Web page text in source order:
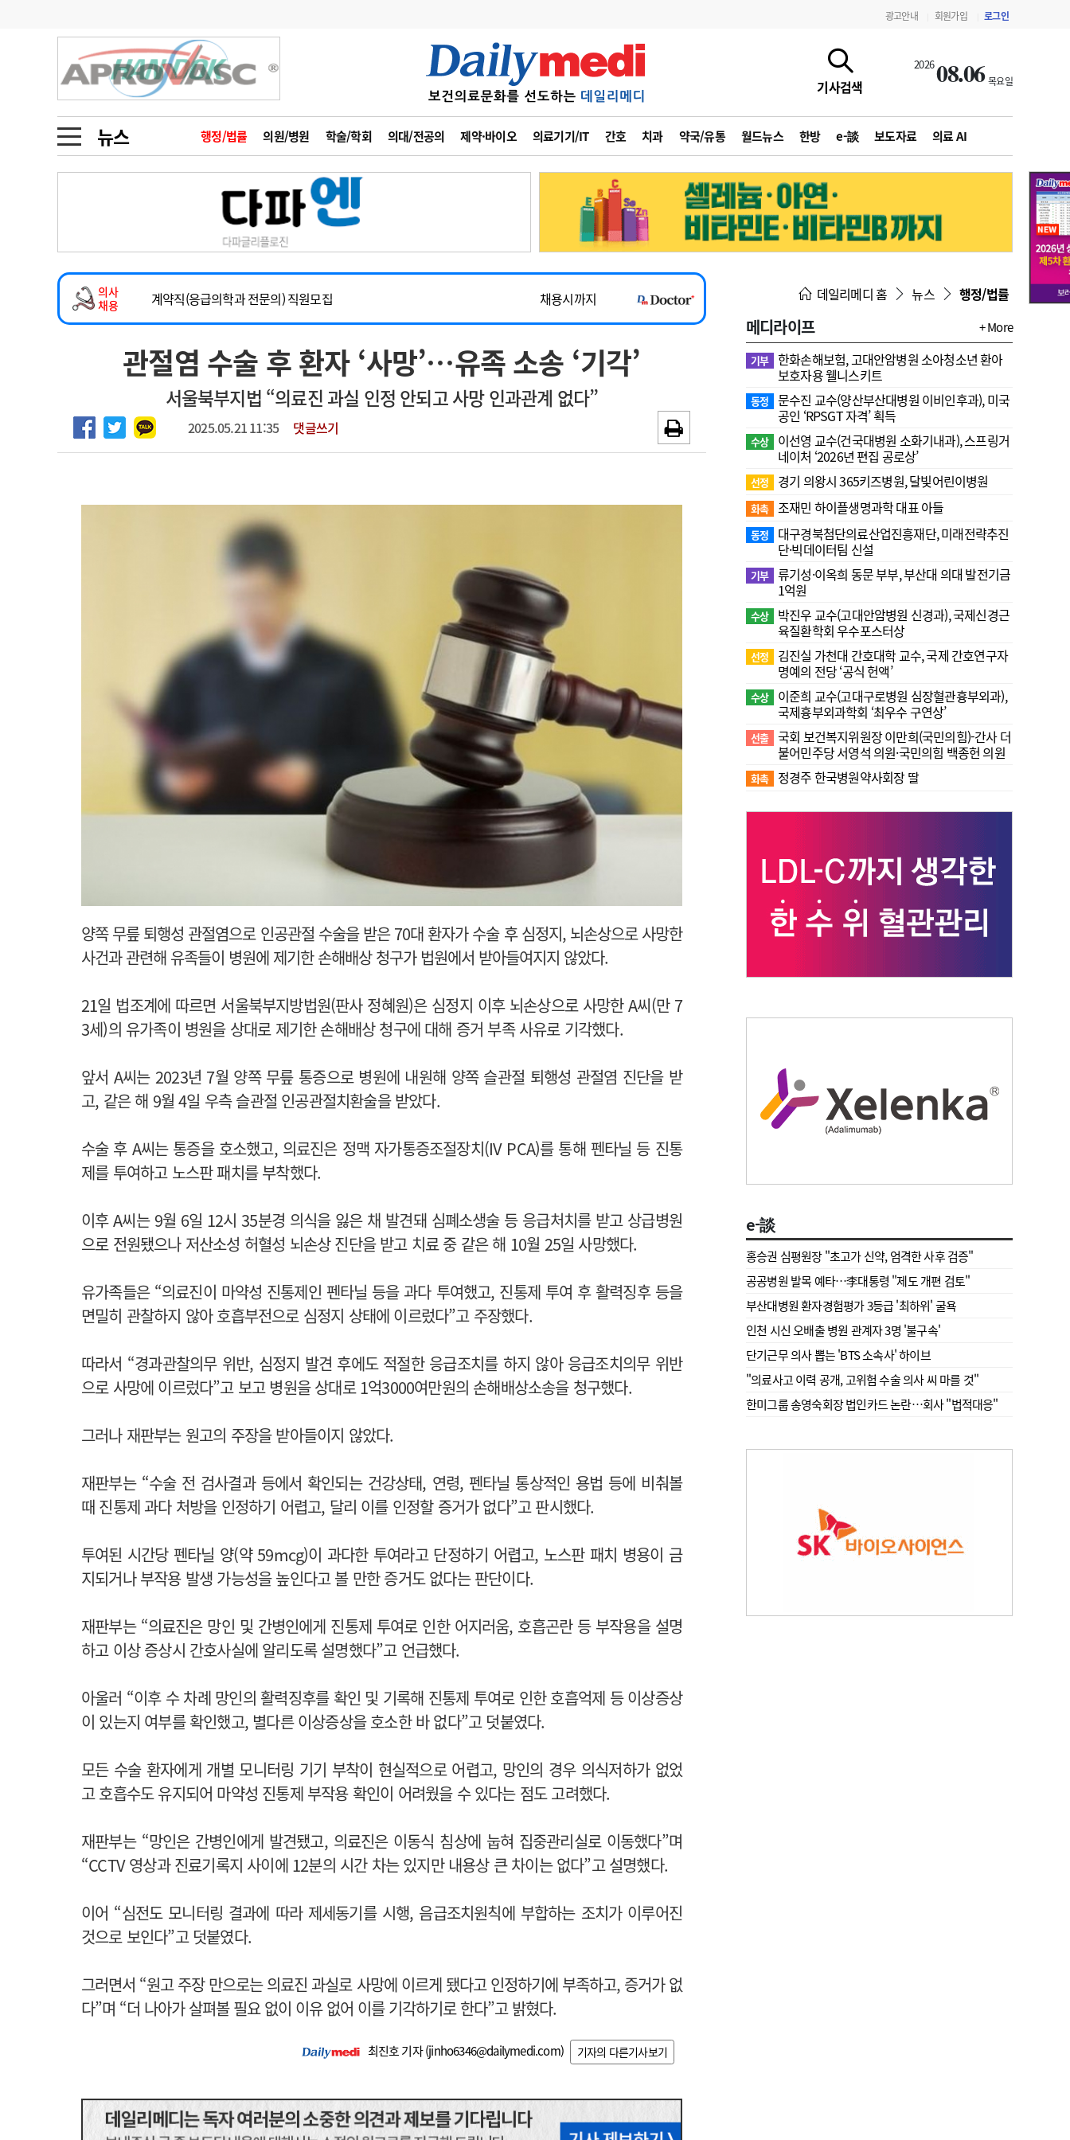
광고안내 회원가입 로그인
기사검색
202608.06 목요일
뉴스 행정/법률 의원/병원 학술/학회 의대/전공의 제약·바이오 의료기기/IT 간호 치과 약국/유통 월드뉴스 한방 e-談 보도자료 의료 AI
금주의 검색어
1
의사인력 수급 추계
2
성분명 처방
3
AI의료
4
전공의 모집 결과
6
관리급여 실시
지필공 지원책
수련환경 개선
의과대학 입시
메디인포 인사 사고
오피니언 칼럼 수첩
인물 초대석 피플
동영상뉴스
포토뉴스
메디 Hospital 지역병원 중소병원
인포메이션 행정처분 판례 정책/통계 공시 지침·기준·평가 약제급여 심사 결과
회사소개 법적고지 광고안내
의사
채용
2026년 하반기 인턴 모집
~2026-08-31
마취통증의학과 임기제 임상의사 채용
채용시까지
계약직(응급의학과 전문의) 직원모집
채용시까지
하반기 전공의(레지던트1년차) 모집
~2026-08-15
2026년 하반기 인턴 모집
~2026-08-31
마취통증의학과 임기제 임상의사 채용
채용시까지
관절염 수술 후 환자 ‘사망’…유족 소송 ‘기각’
서울북부지법 “의료진 과실 인정 안되고 사망 인과관계 없다”
2025.05.21 11:35 댓글쓰기
양쪽 무릎 퇴행성 관절염으로 인공관절 수술을 받은 70대 환자가 수술 후 심정지, 뇌손상으로 사망한
사건과 관련해 유족들이 병원에 제기한 손해배상 청구가 법원에서 받아들여지지 않았다.
21일 법조계에 따르면 서울북부지방법원(판사 정혜원)은 심정지 이후 뇌손상으로 사망한 A씨(만 7
3세)의 유가족이 병원을 상대로 제기한 손해배상 청구에 대해 증거 부족 사유로 기각했다.
앞서 A씨는 2023년 7월 양쪽 무릎 통증으로 병원에 내원해 양쪽 슬관절 퇴행성 관절염 진단을 받
고, 같은 해 9월 4일 우측 슬관절 인공관절치환술을 받았다.
수술 후 A씨는 통증을 호소했고, 의료진은 정맥 자가통증조절장치(IV PCA)를 통해 펜타닐 등 진통
제를 투여하고 노스판 패치를 부착했다.
이후 A씨는 9월 6일 12시 35분경 의식을 잃은 채 발견돼 심폐소생술 등 응급처치를 받고 상급병원
으로 전원됐으나 저산소성 허혈성 뇌손상 진단을 받고 치료 중 같은 해 10월 25일 사망했다.
유가족들은 “의료진이 마약성 진통제인 펜타닐 등을 과다 투여했고, 진통제 투여 후 활력징후 등을
면밀히 관찰하지 않아 호흡부전으로 심정지 상태에 이르렀다”고 주장했다.
따라서 “경과관찰의무 위반, 심정지 발견 후에도 적절한 응급조치를 하지 않아 응급조치의무 위반
으로 사망에 이르렀다”고 보고 병원을 상대로 1억3000여만원의 손해배상소송을 청구했다.
그러나 재판부는 원고의 주장을 받아들이지 않았다.
재판부는 “수술 전 검사결과 등에서 확인되는 건강상태, 연령, 펜타닐 통상적인 용법 등에 비춰볼
때 진통제 과다 처방을 인정하기 어렵고, 달리 이를 인정할 증거가 없다”고 판시했다.
투여된 시간당 펜타닐 양(약 59mcg)이 과다한 투여라고 단정하기 어렵고, 노스판 패치 병용이 금
지되거나 부작용 발생 가능성을 높인다고 볼 만한 증거도 없다는 판단이다.
재판부는 “의료진은 망인 및 간병인에게 진통제 투여로 인한 어지러움, 호흡곤란 등 부작용을 설명
하고 이상 증상시 간호사실에 알리도록 설명했다”고 언급했다.
아울러 “이후 수 차례 망인의 활력징후를 확인 및 기록해 진통제 투여로 인한 호흡억제 등 이상증상
이 있는지 여부를 확인했고, 별다른 이상증상을 호소한 바 없다”고 덧붙였다.
모든 수술 환자에게 개별 모니터링 기기 부착이 현실적으로 어렵고, 망인의 경우 의식저하가 없었
고 호흡수도 유지되어 마약성 진통제 부작용 확인이 어려웠을 수 있다는 점도 고려했다.
재판부는 “망인은 간병인에게 발견됐고, 의료진은 이동식 침상에 눕혀 집중관리실로 이동했다”며
“CCTV 영상과 진료기록지 사이에 12분의 시간 차는 있지만 내용상 큰 차이는 없다”고 설명했다.
이어 “심전도 모니터링 결과에 따라 제세동기를 시행, 음급조치원칙에 부합하는 조치가 이루어진
것으로 보인다”고 덧붙였다.
그러면서 “원고 주장 만으로는 의료진 과실로 사망에 이르게 됐다고 인정하기에 부족하고, 증거가 없
다”며 “더 나아가 살펴볼 필요 없이 이유 없어 이를 기각하기로 한다”고 밝혔다.
최진호 기자 (jinho6346@dailymedi.com) 기자의 다른기사보기
데일리메디 홈 뉴스 행정/법률
메디라이프 + More
기부 한화손해보험, 고대안암병원 소아청소년 환아
보호자용 웰니스키트
동정
문수진 교수( 양산부산대병원 이비인후과), 미국
공인 ‘RPSGT 자격’ 획득
수상
이선영 교수(건국대병원 소화기내과), 스프링거
네이처 ‘2026년 편집 공로상’
선정 경기 의왕시 365키즈병원, 달빛어린이병원
화촉 조재민 하이플생명과학 대표 아들
동정
대구경북첨단의료산업진흥재단, 미래전략추진
단·빅데이터팀 신설
기부 류기성·이옥희 동문 부부, 부산대 의대 발전기금
1억원
수상
박진우 교수(고대안암병원 신경과), 국제신경근
육질환학회 우수포스터상
선정
김진실 가천대 간호대학 교수, 국제 간호연구자
명예의 전당 ‘공식 헌액’
수상
이준희 교수(고대구로병원 심장혈관흉부외과),
국제흉부외과학회 ‘최우수 구연상’
선출 국회 보건복지위원장 이만희(국민의힘)-간사 더
불어민주당 서영석 의원·국민의힘 백종헌 의원
화촉 정경주 한국병원약사회장 딸
e-談
홍승권 심평원장 " 초고가 신약, 엄격한 사후 검증"
공공병원 발목 예타…李대통령 "제도 개편 검토"
부산대병원 환자경험평가 3등급 '최하위' 굴욕
인천 시신 오배출 병원 관계자 3명 '불구속'
단기근무 의사 뽑는 'BTS 소속사' 하이브
"의료사고 이력 공개, 고위험 수술 의사 씨 마를 것"
한미그룹 송영숙회장 법인카드 논란…회사 "법적대응"